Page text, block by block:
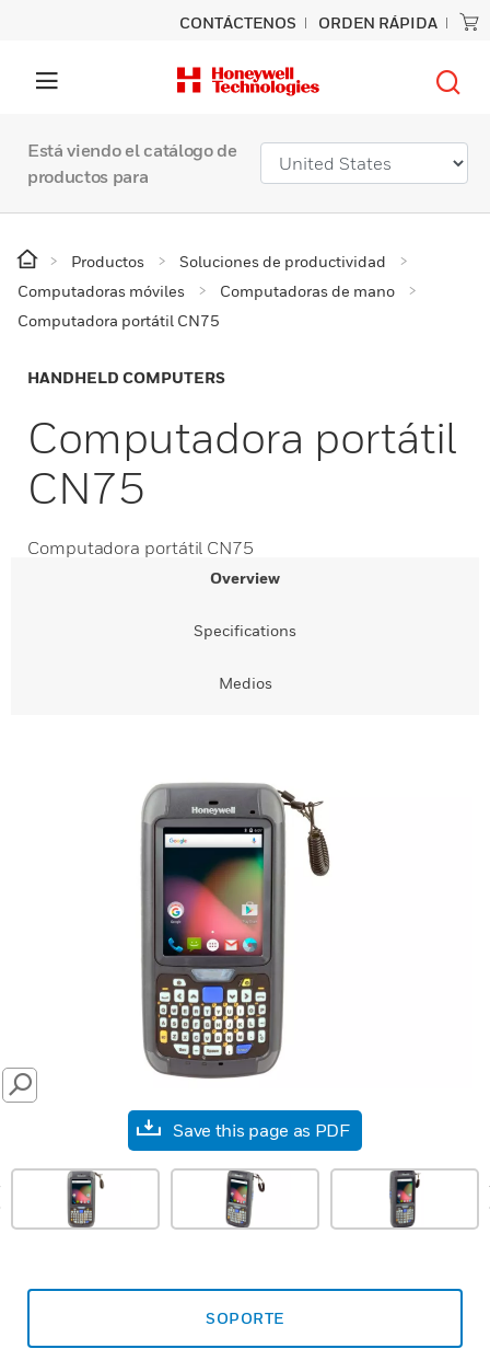
CONTÁCTENOS ORDEN RÁPIDA
Está viendo el catálogo de
productos para
Productos
Soluciones de productividad
Computadoras móviles
Computadoras de mano
Computadora portátil CN75
HANDHELD COMPUTERS
Computadora portátil
CN75
Computadora portátil CN75
Overview
Specifications
Medios
SEARCH
Save this page as PDF
SOPORTE